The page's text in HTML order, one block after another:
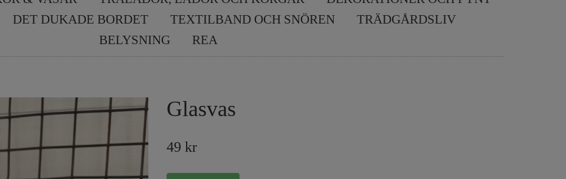
DET DUKADE BORDET TEXTILBAND OCH SNÖREN
TRÄDGÅRDSLIV
BELYSNING
REA
Glasvas
49 kr